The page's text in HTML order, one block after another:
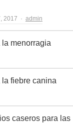
2017 Author
admin
menorragia
fiebre canina
caseros para las